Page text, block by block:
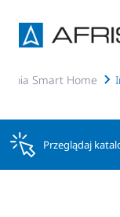
Smart Home
Przeglądaj